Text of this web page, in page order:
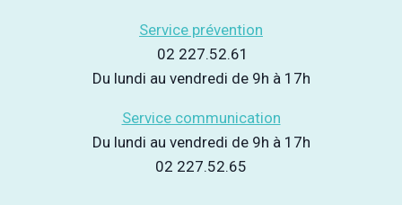
Service prévention
02 227.52.61
Du lundi au vendredi de 9h à 17h
Service communication
Du lundi au vendredi de 9h à 17h
02 227.52.65